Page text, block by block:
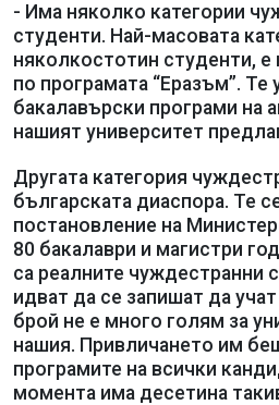
- Има няколко категории
студенти. Най-масовата
няколкостотин студенти, е
по програмата “Еразъм”. Те
бакалавърски програми на
нашият университет
Другата категория
българската диаспора. Те
постановление на
80 бакалаври и магистри
са реалните чуждестранни
идват да се запишат да
брой не е много голям за
нашия. Привличането им
програмите на всички
момента има десетина